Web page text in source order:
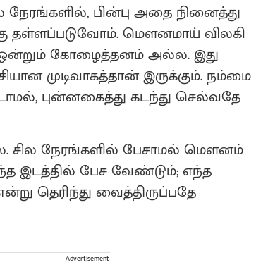
நேரங்களில், பின்பு அதை நினைத்து
தள்ளப்படுவோம். மௌனமாய் விலகி
ஒன்றும் கோழைத்தனம் அல்ல. இது
முடிவாகத்தான் இருக்கும். நம்மை
புன்னகைத்து கடந்து செல்வதே
சில நேரங்களில் பேசாமல் மௌனம்
இடத்தில் பேச வேண்டும்; எந்த
தெரிந்து வைத்திருப்பதே
Advertisement